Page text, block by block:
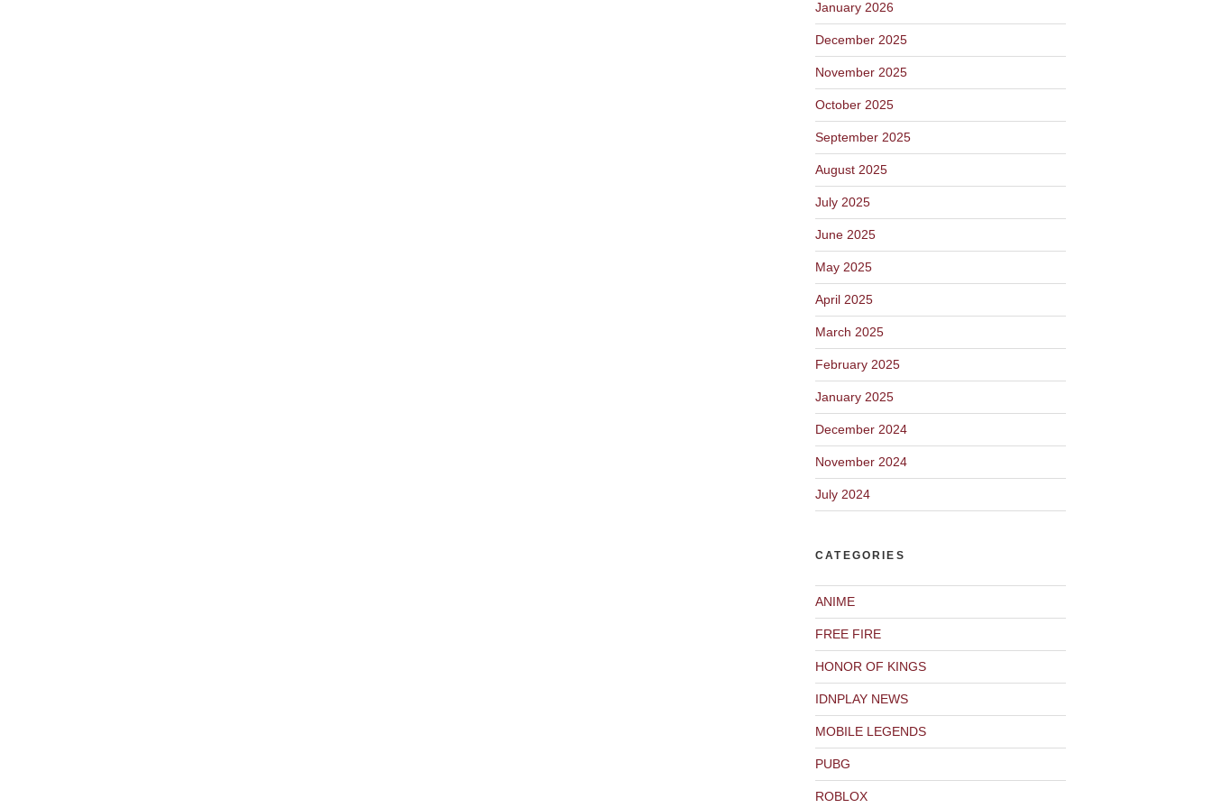
January 2026
December 2025
November 2025
October 2025
September 2025
August 2025
July 2025
June 2025
May 2025
April 2025
March 2025
February 2025
January 2025
December 2024
November 2024
July 2024
CATEGORIES
ANIME
FREE FIRE
HONOR OF KINGS
IDNPLAY NEWS
MOBILE LEGENDS
PUBG
ROBLOX